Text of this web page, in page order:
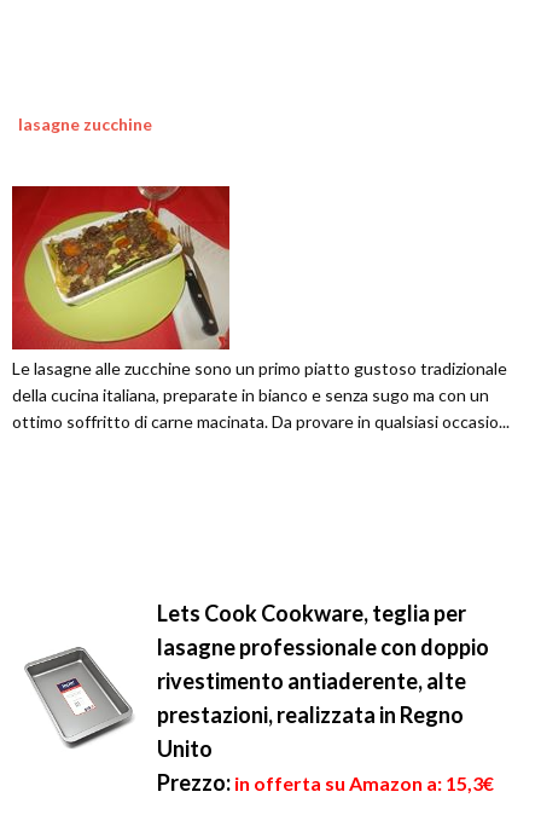
lasagne zucchine
Le lasagne alle zucchine sono un primo piatto gustoso tradizionale
della cucina italiana, preparate in bianco e senza sugo ma con un
ottimo soffritto di carne macinata. Da provare in qualsiasi occasio...
Lets Cook Cookware, teglia per
lasagne professionale con doppio
rivestimento antiaderente, alte
prestazioni, realizzata in Regno
Unito
Prezzo: in offerta su Amazon a: 15,3€